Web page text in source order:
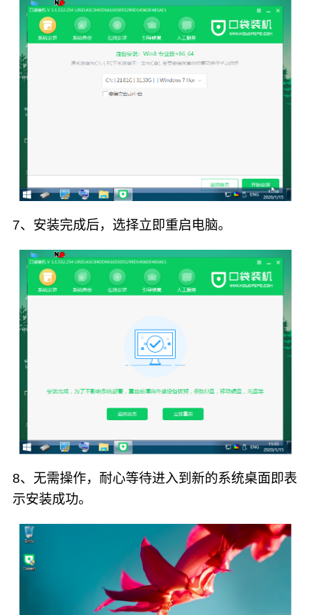
7、安装完成后，选择立即重启电脑。
8、无需操作，耐心等待进入到新的系统桌面即表
示安装成功。